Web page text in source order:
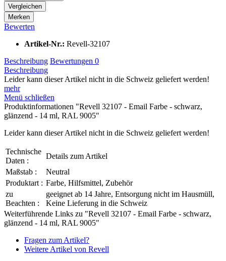
Vergleichen
Merken
Bewerten
Artikel-Nr.: Revell-32107
Beschreibung Bewertungen 0
Beschreibung
Leider kann dieser Artikel nicht in die Schweiz geliefert werden!
mehr
Menü schließen
Produktinformationen "Revell 32107 - Email Farbe - schwarz,
glänzend - 14 ml, RAL 9005"
Leider kann dieser Artikel nicht in die Schweiz geliefert werden!
Technische
Daten :
Details zum Artikel
Maßstab :
Neutral
Produktart : Farbe, Hilfsmittel, Zubehör
zu
Beachten :
geeignet ab 14 Jahre, Entsorgung nicht im Hausmüll,
Keine Lieferung in die Schweiz
Weiterführende Links zu "Revell 32107 - Email Farbe - schwarz,
glänzend - 14 ml, RAL 9005"
Fragen zum Artikel?
Weitere Artikel von Revell